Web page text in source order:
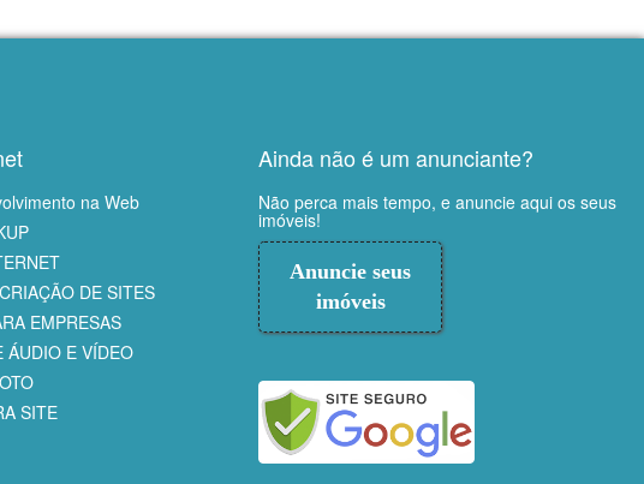
na Web
DE SITES
EMPRESAS
ÁUDIO E VÍDEO
SITE
Ainda não é um anunciante?
Não perca mais tempo, e anuncie aqui os seus
imóveis!
Anuncie seus
imóveis